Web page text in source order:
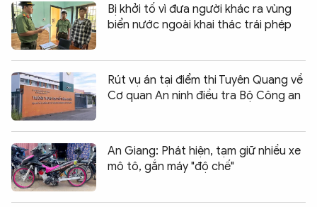
Bị khởi tố vì đưa người khác ra vùng
biển nước ngoài khai thác trái phép
Rút vụ án tại điểm thi Tuyên Quang về
Cơ quan An ninh điều tra Bộ Công an
An Giang: Phát hiện, tạm giữ nhiều xe
mô tô, gắn máy "độ chế"